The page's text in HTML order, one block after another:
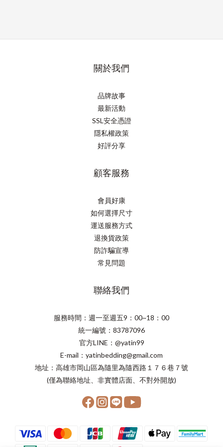
關於我們
品牌故事
最新活動
SSL安全憑證
隱私權政策
好評分享
顧客服務
會員好康
如何選擇尺寸
運送服務方式
退換貨政策
防詐騙宣導
常見問題
聯絡我們
服務時間：週一至週五9：00~18：00
統一編號：83787096
官方LINE：@yatin99
E-mail：yatinbedding@gmail.com
地址：高雄市岡山區為隨里為隨西路１７６巷７號
(僅為聯絡地址、非實體店面、不對外開放)